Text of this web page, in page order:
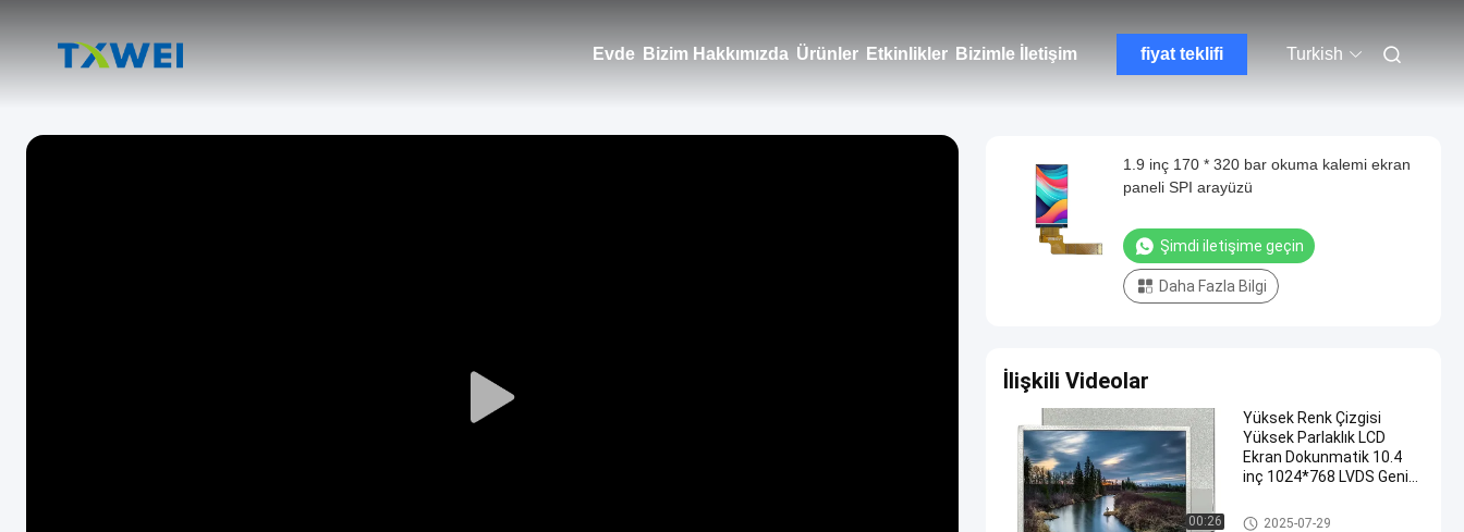
Evde Bizim Hakkımızda Ürünler Etkinlikler Bizimle İletişim fiyat teklifi Turkish
Play
1.9 inç 170 * 320 bar okuma kalemi ekran
paneli SPI arayüzü
Şimdi iletişime geçin
Daha Fazla Bilgi
İlişkili Videolar
00:26
Yüksek Renk Çizgisi
Yüksek Parlaklık LCD
Ekran Dokunmatik 10.4
inç 1024*768 LVDS Geniş
TFT LCD Modülü
2025-07-29